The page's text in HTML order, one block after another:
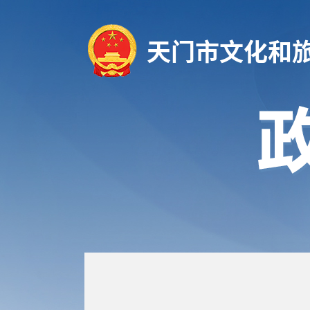
天门市文化和